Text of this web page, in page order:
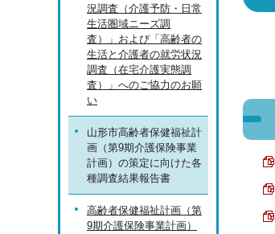
況調査（介護予防・日常
生活圏域ニーズ調
査）」および「高齢者の
生活と介護者の就労状況
調査（在宅介護実態調
査）」へのご協力のお願
い
山形市高齢者保健福祉計
画（第9期介護保険事業
計画）の策定に向けた各
種調査結果報告書
高齢者保健福祉計画（第
9期介護保険事業計画）